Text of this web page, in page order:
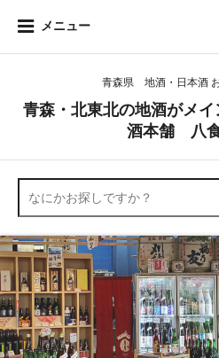
メニュー
青森県 地酒・日本酒
青森・北東北の地酒がメ
酒本舗 八食